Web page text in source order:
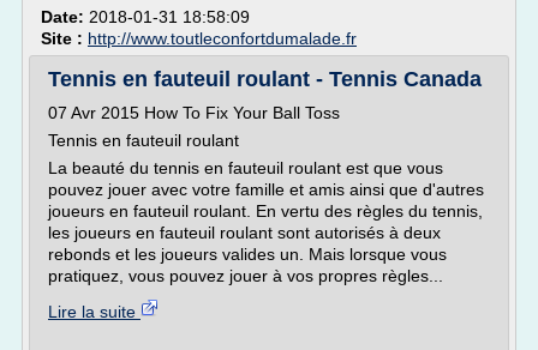
Date: 2018-01-31 18:58:09
Site : http://www.toutleconfortdumalade.fr
Tennis en fauteuil roulant - Tennis Canada
07 Avr 2015 How To Fix Your Ball Toss
Tennis en fauteuil roulant
La beauté du tennis en fauteuil roulant est que vous
pouvez jouer avec votre famille et amis ainsi que d'autres
joueurs en fauteuil roulant. En vertu des règles du tennis,
les joueurs en fauteuil roulant sont autorisés à deux
rebonds et les joueurs valides un. Mais lorsque vous
pratiquez, vous pouvez jouer à vos propres règles...
Lire la suite